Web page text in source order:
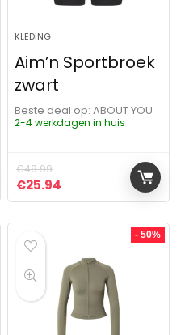
KLEDING
Aim’n Sportbroek
zwart
Beste deal op:
ABOUT YOU
2-4 werkdagen in huis
€49.99
Oorspronkelijke prijs
€25.94 Huidige prijs is:
- 50%